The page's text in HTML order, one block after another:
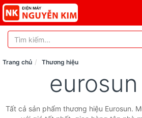
Trang chủ Thương hiệu
eurosun
Tất cả sản phẩm thương hiệu Eurosun.